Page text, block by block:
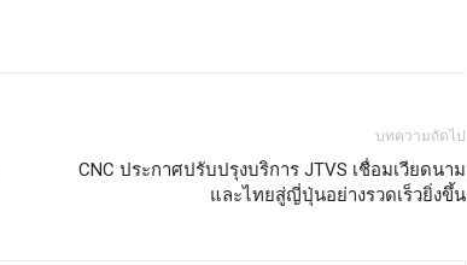
บทความถัดไป
CNC ประกาศปรับปรุงบริการ JTVS เชื่อมเวียดนาม
และไทยสู่ญี่ปุ่นอย่างรวดเร็วยิ่งขึ้น